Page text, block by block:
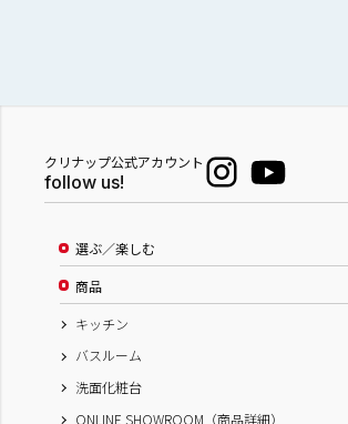
クリナップ公式アカウント
follow us!
選ぶ／楽しむ
商品
キッチン
バスルーム
洗面化粧台
ONLINE SHOWROOM（商品詳細）